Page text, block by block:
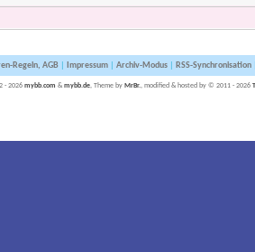
Regeln, AGB| Impressum| Archiv-Modus| RSS-Synchronisation|
- 2026 mybb.com & mybb.de, Theme by MrBr., modified & hosted by © 2011 - 2026